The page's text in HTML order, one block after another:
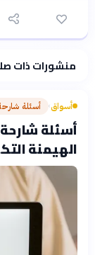
فلسفتنا المعرفية·
منشورات ذات
أسواق› أسئلة
أسئلة
الهيمنة